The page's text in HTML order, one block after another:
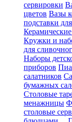
сервировки
цветов Вазы
подставки
Кружки и
для
Наборы
приборов
салатников
бумажных
Столовые
менажницы
столовые